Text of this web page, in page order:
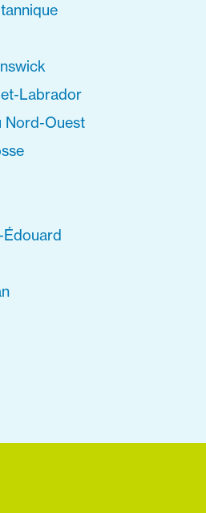
Labrador
Nord-Ouest